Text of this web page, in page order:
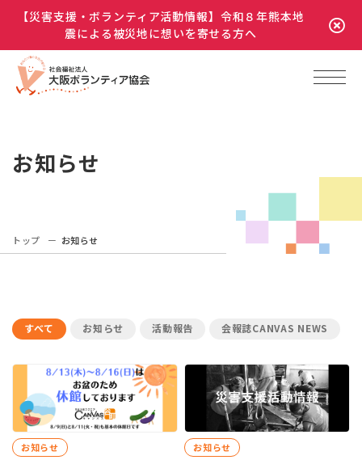
【災害支援・ボランティア活動情報】令和８年熊本地
震による被災地に想いを寄せる方へ
お知らせ
トップ お知らせ
すべて お知らせ 活動報告 会報誌CANVAS NEWS
お知らせ お知らせ